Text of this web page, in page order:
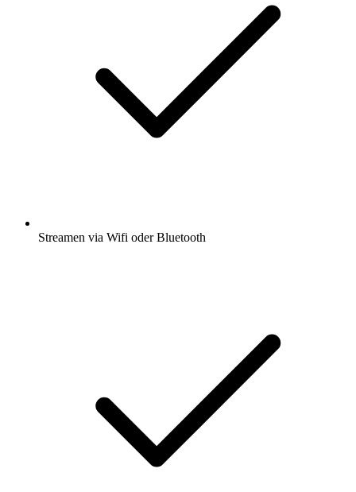
Streamen via Wifi oder Bluetooth